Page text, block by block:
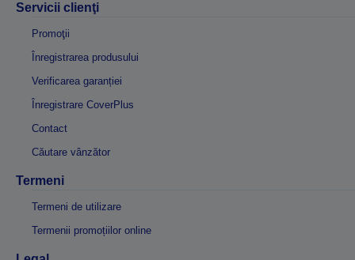
Servicii clienţi
Promoţii
Înregistrarea produsului
Verificarea garanției
Înregistrare CoverPlus
Contact
Căutare vânzător
Termeni
Termeni de utilizare
Termenii promoțiilor online